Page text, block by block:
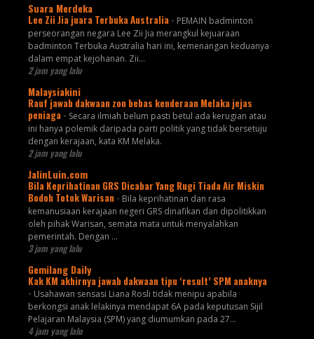
Suara Merdeka
Lee Zii Jia juara Terbuka Australia - PEMAIN badminton
perseorangan negara Lee Zii Jia merangkul kejuaraan
badminton Terbuka Australia hari ini, kemenangan keduanya
dalam empat kejohanan. Zii...
2 jam yang lalu
Malaysiakini
Rauf jawab dakwaan zon bebas kenderaan Melaka jejas
peniaga - Secara ilmiah belum pasti betul ada kerugian atau
ini hanya polemik daripada parti politik yang tidak bersetuju
dengan kerajaan, kata KM Melaka.
2 jam yang lalu
JalinLuin.com
Bila Keprihatinan GRS Dicabar Yang Rugi Tiada Air Miskin
Bodoh Totok Warisan - Bila keprihatinan dan rasa
kemanusiaan kerajaan negeri GRS dinafikan dan dipolitikkan
oleh pihak Warisan, semata mata untuk menyalahkan
pemerintah. Dengan ...
3 jam yang lalu
Gemilang Daily
Kak KM akhirnya jawab dakwaan tipu ‘result’ SPM anaknya
- Usahawan sensasi Liana Rosli tidak menipu apabila
berkongsi anak lelakinya mendapat 6A pada keputusan Sijil
Pelajaran Malaysia (SPM) yang diumumkan pada 27...
4 jam yang lalu